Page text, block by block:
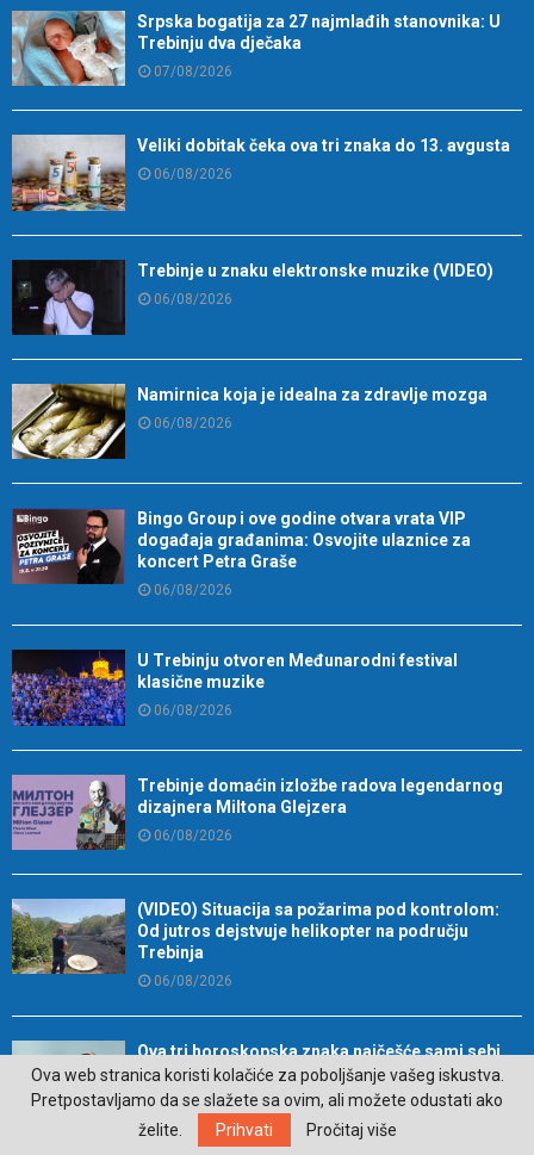
Srpska bogatija za 27 najmlađih stanovnika: U
Trebinju dva dječaka
07/08/2026
Veliki dobitak čeka ova tri znaka do 13. avgusta
06/08/2026
Trebinje u znaku elektronske muzike (VIDEO)
06/08/2026
Namirnica koja je idealna za zdravlje mozga
06/08/2026
Bingo Group i ove godine otvara vrata VIP
događaja građanima: Osvojite ulaznice za
koncert Petra Graše
06/08/2026
U Trebinju otvoren Međunarodni festival
klasične muzike
06/08/2026
Trebinje domaćin izložbe radova legendarnog
dizajnera Miltona Glejzera
06/08/2026
(VIDEO) Situacija sa požarima pod kontrolom:
Od jutros dejstvuje helikopter na području
Trebinja
06/08/2026
Ova tri horoskopska znaka najčešće sami sebi
zakomplikuju život
05/08/2026
Ova web stranica koristi kolačiće za poboljšanje vašeg iskustva.
Pretpostavljamo da se slažete sa ovim, ali možete odustati ako
želite.
Prihvati Pročitaj više